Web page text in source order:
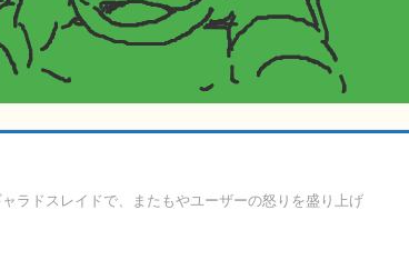
ラドスレイドで、またもやユーザーの怒りを盛り上げ